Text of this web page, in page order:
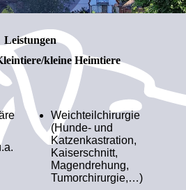
Leistungen
kleine Heimtiere
Weichteilchirurgie
(Hunde- und
Katzenkastration,
Kaiserschnitt,
Magendrehung,
Tumorchirurgie,…)